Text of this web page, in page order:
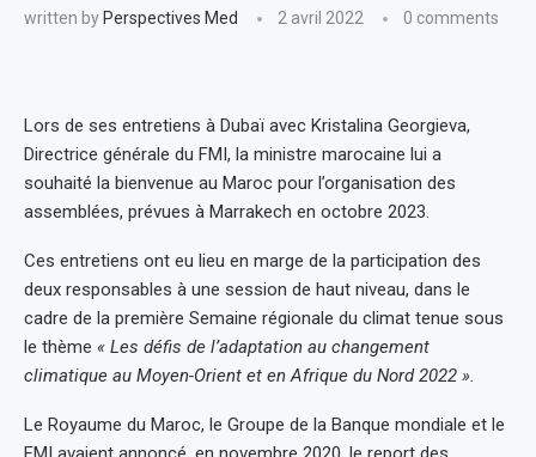
written by Perspectives Med 2 avril 2022 0 comments
Lors de ses entretiens à Dubaï avec Kristalina Georgieva,
Directrice générale du FMI, la ministre marocaine lui a
souhaité la bienvenue au Maroc pour l’organisation des
assemblées, prévues à Marrakech en octobre 2023.
Ces entretiens ont eu lieu en marge de la participation des
deux responsables à une session de haut niveau, dans le
cadre de la première Semaine régionale du climat tenue sous
le thème « Les défis de l’adaptation au changement
climatique au Moyen-Orient et en Afrique du Nord 2022 ».
Le Royaume du Maroc, le Groupe de la Banque mondiale et le